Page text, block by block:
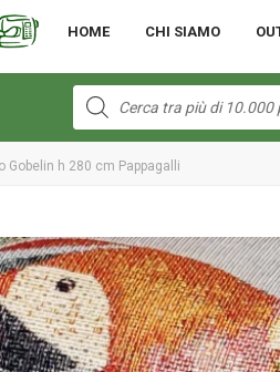
HOME CHI SIAMO
Products
search
Gobelin h 280 cm Pappagalli